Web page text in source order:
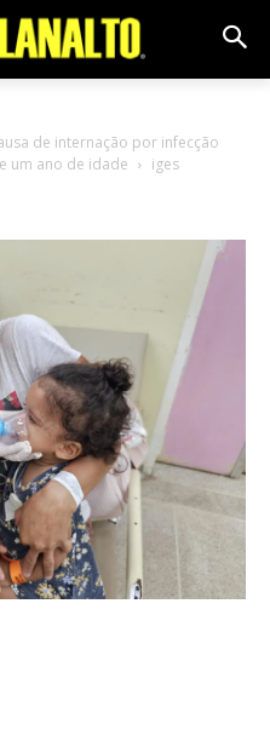
de internação por infecção
um ano de idade
iges